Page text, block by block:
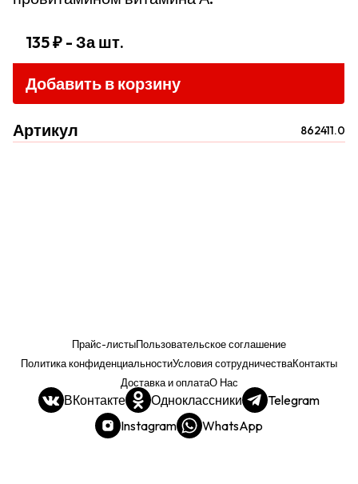
135 ₽ - За шт.
Добавить в корзину
Артикул 862411.0
Прайс-листыПользовательское соглашение
Политика конфиденциальностиУсловия сотрудничестваКонтакты
Доставка и оплатаО Нас
ВКонтакте Одноклассники
Telegram
Instagram
WhatsApp